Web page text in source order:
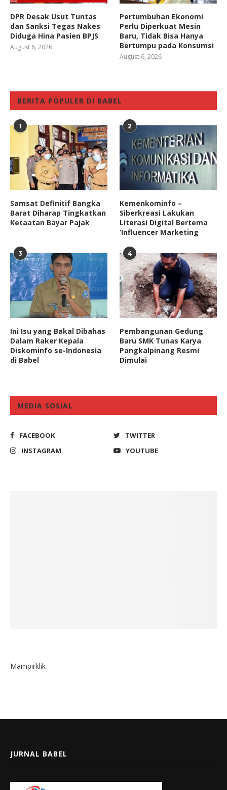
DPR Desak Usut Tuntas
dan Sanksi Tegas Nakes
Diduga Hina Pasien BPJS
August 6, 2026
Pertumbuhan Ekonomi
Perlu Diperkuat Mesin
Baru, Tidak Bisa Hanya
Bertumpu pada Konsumsi
August 6, 2026
BERITA POPULER DI BABEL
1
Samsat Definitif Bangka
Barat Diharap Tingkatkan
Ketaatan Bayar Pajak
2
Kemenkominfo –
Siberkreasi Lakukan
Literasi Digital Bertema
‘Influencer Marketing
3
Ini Isu yang Bakal Dibahas
Dalam Raker Kepala
Diskominfo se-Indonesia
di Babel
4
Pembangunan Gedung
Baru SMK Tunas Karya
Pangkalpinang Resmi
Dimulai
MEDIA SOSIAL
FACEBOOK
TWITTER
INSTAGRAM
YOUTUBE
Mampirklik
JURNAL BABEL